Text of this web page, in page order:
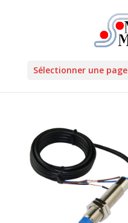
Sélectionner une page